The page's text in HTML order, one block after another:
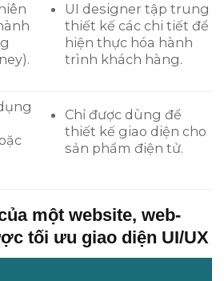
UI designer tập trung
thiết kế các chi tiết để
hiện thực hóa hành
trình khách hàng.
Chỉ được dùng để
thiết kế giao diện cho
sản phẩm điện tử.
một website, web-
tối ưu giao diện UI/UX